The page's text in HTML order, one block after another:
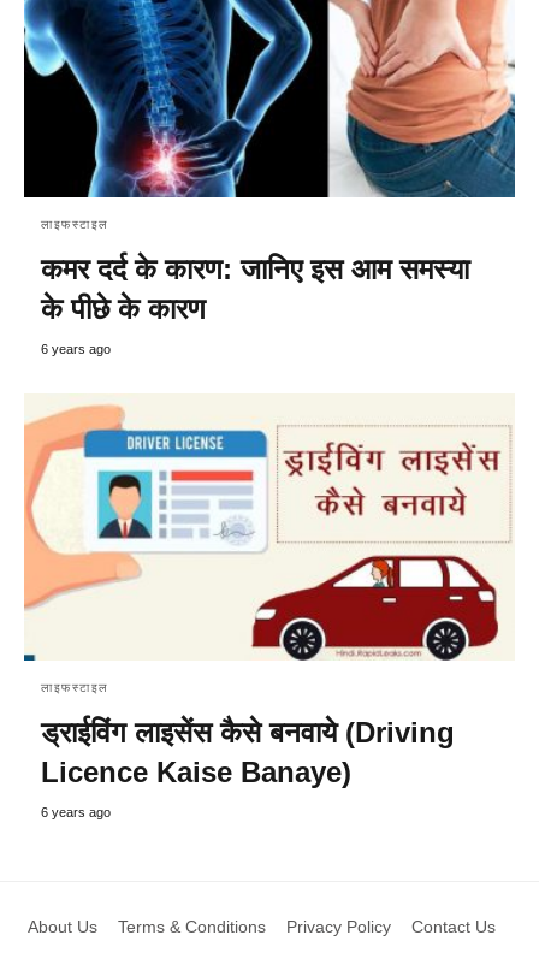
लाइफस्टाइल
कमर दर्द के कारण: जानिए इस आम समस्या
के पीछे के कारण
6 years ago
लाइफस्टाइल
ड्राईविंग लाइसेंस कैसे बनवाये (Driving
Licence Kaise Banaye)
6 years ago
About Us Terms & Conditions Privacy Policy Contact Us